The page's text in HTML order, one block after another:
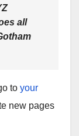
all
to your
new pages